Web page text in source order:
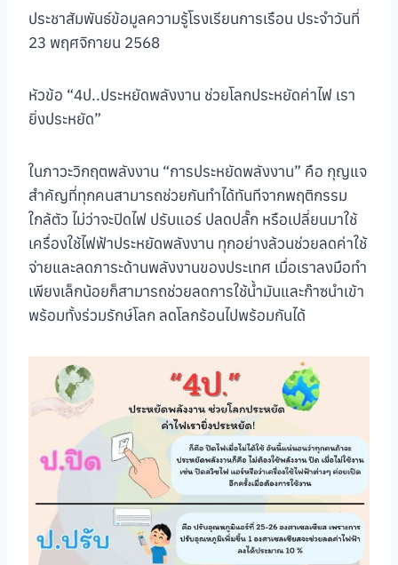
ประชาสัมพันธ์ข้อมูลความรู้โรงเรียนการเรือน ประจำวันที่
23 พฤศจิกายน 2568
หัวข้อ “4ป..ประหยัดพลังงาน ช่วยโลกประหยัดค่าไฟ เรา
ยิ่งประหยัด”
ในภาวะวิกฤตพลังงาน “การประหยัดพลังงาน” คือ กุญแจ
สำคัญที่ทุกคนสามารถช่วยกันทำได้ทันทีจากพฤติกรรม
ใกล้ตัว ไม่ว่าจะปิดไฟ ปรับแอร์ ปลดปลั๊ก หรือเปลี่ยนมาใช้
เครื่องใช้ไฟฟ้าประหยัดพลังงาน ทุกอย่างล้วนช่วยลดค่าใช้
จ่ายและลดภาระด้านพลังงานของประเทศ เมื่อเราลงมือทำ
เพียงเล็กน้อยก็สามารถช่วยลดการใช้น้ำมันและก๊าซนำเข้า
พร้อมทั้งร่วมรักษ์โลก ลดโลกร้อนไปพร้อมกันได้